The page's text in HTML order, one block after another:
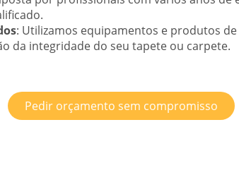
: Utilizamos equipamentos e produtos
da integridade do seu tapete ou carpete.
Pedir orçamento sem compromisso